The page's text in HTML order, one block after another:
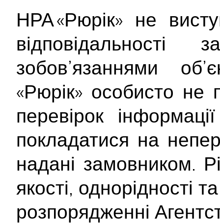
НРА «Рюрік» не
зобов’язаннями
«Рюрік» особисто не
перевірок
покладатися на
надані замовником.
якості, однорідності
розпорядженні